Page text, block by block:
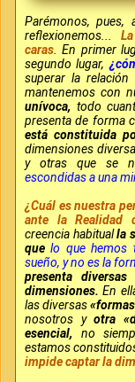
Parémonos, pues,
reflexionemos...
caras . En primer
segundo lugar,
superar la
mantenemos con
unívoca, todo
presenta de forma
está constituida
dimensiones
y otras que se
escondidas a una
¿Cuál es nuestra
ante la Realidad
creencia habitualla
que lo que hemos
sueño, y no es la
presenta
dimensiones. En
las diversas
nosotros yotra
esencial, no
estamos
impide captar la